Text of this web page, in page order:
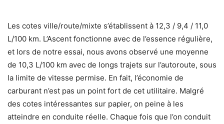
Les cotes ville/route/mixte s’établissent à 12,3 / 9,4 / 11,0
L/100 km. L’Ascent fonctionne avec de l’essence régulière,
et lors de notre essai, nous avons observé une moyenne
de 10,3 L/100 km avec de longs trajets sur l’autoroute, sous
la limite de vitesse permise. En fait, l’économie de
carburant n’est pas un point fort de cet utilitaire. Malgré
des cotes intéressantes sur papier, on peine à les
atteindre en conduite réelle. Chaque fois que l’on conduit